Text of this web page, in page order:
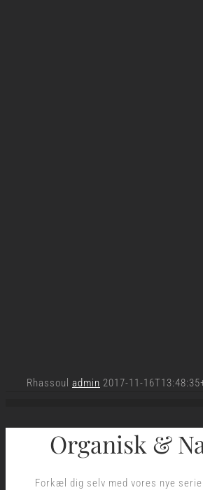
Rhassoul admin 2017-11-
Organisk &
Forkæl dig selv med vores nye